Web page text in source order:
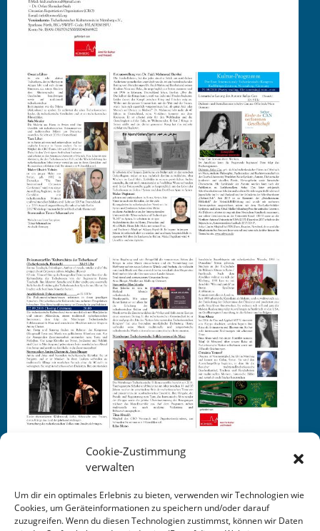
Cookie-Zustimmung
verwalten
Um dir ein optimales Erlebnis zu bieten, verwenden wir Technologien wie
Cookies, um Geräteinformationen zu speichern und/oder darauf
zuzugreifen. Wenn du diesen Technologien zustimmst, können wir Daten